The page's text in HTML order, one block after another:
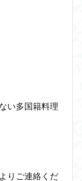
い多国籍料理
りご連絡くだ